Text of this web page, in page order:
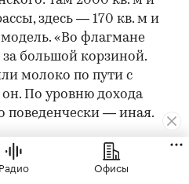
здесь — 170 кв. м и
«Во флагмане
большой корзиной.
молоко по пути с
По уровню дохода
поведенчески — иная.
качество
кулинария, готовая
Радио Офисы